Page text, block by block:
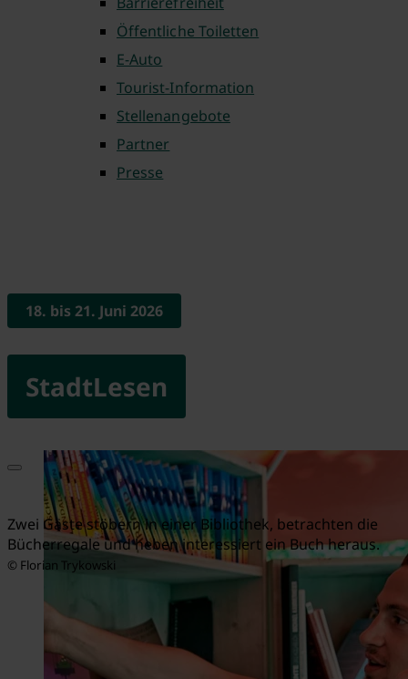
Öffentliche Toiletten
E-Auto
Tourist-Information
Stellenangebote
Partner
Presse
StadtLesen
18. bis 21. Juni 2026
Zwei Gäste stöbern in einer Bibliothek, betrachten die
Bücherregale und heben interessiert ein Buch heraus.
© Florian Trykowski